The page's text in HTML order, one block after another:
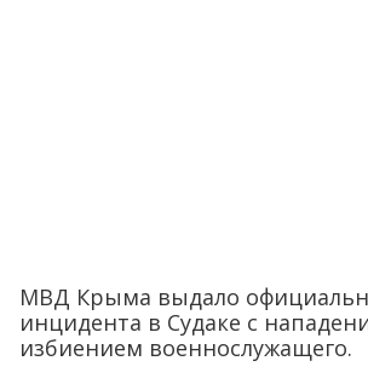
МВД Крыма выдало
инцидента в Судаке с
избиением военнослужащего.